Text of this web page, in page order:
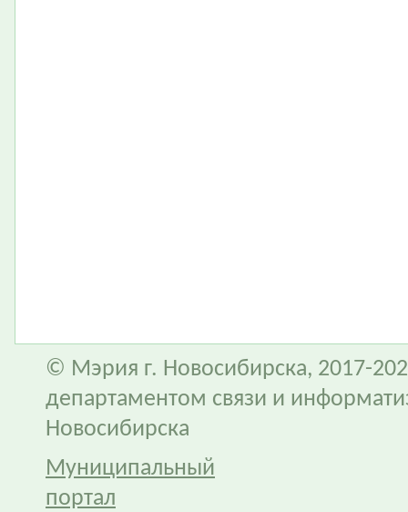
© Мэрия г. Новосибирска, 2017-
департаментом связи и
Новосибирска
Муниципальный
портал